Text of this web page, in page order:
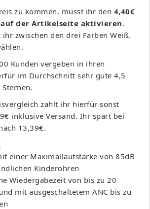
zu kommen, müsst ihr den 4,40€
der Artikelseite aktivieren.
zwischen den drei Farben Weiß,
Kunden vergeben in ihren
im Durchschnitt sehr gute 4,5
zahlt ihr hierfür sonst
inklusive Versand. Ihr spart bei
13,39€.
einer Maximallautstärke von 85dB
Kinderohren
Wiedergabezeit von bis zu 20
mit ausgeschaltetem ANC bis zu